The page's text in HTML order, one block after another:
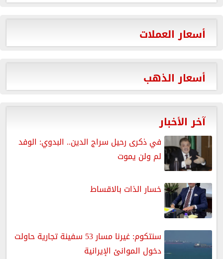
أسعار العملات
أسعار الذهب
آخر الأخبار
في ذكرى رحيل سراج الدين.. البدوي: الوفد
لم ولن يموت
خسار الذات بالاقساط
سنتكوم: غيرنا مسار 53 سفينة تجارية حاولت
دخول الموانئ الإيرانية